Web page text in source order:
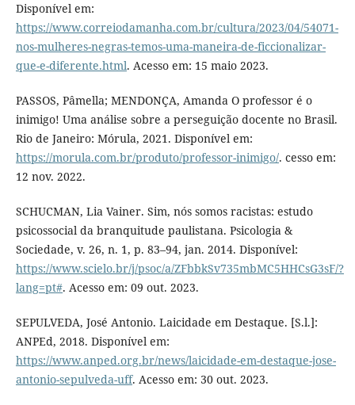
Disponível em:
https://www.correiodamanha.com.br/cultura/2023/04/54071-
nos-mulheres-negras-temos-uma-maneira-de-ficcionalizar-
que-e-diferente.html. Acesso em: 15 maio 2023.
PASSOS, Pâmella; MENDONÇA, Amanda O professor é o
inimigo! Uma análise sobre a perseguição docente no Brasil.
Rio de Janeiro: Mórula, 2021. Disponível em:
https://morula.com.br/produto/professor-inimigo/. cesso em:
12 nov. 2022.
SCHUCMAN, Lia Vainer. Sim, nós somos racistas: estudo
psicossocial da branquitude paulistana. Psicologia &
Sociedade, v. 26, n. 1, p. 83–94, jan. 2014. Disponível:
https://www.scielo.br/j/psoc/a/ZFbbkSv735mbMC5HHCsG3sF/?
lang=pt#. Acesso em: 09 out. 2023.
SEPULVEDA, José Antonio. Laicidade em Destaque. [S.l.]:
ANPEd, 2018. Disponível em:
https://www.anped.org.br/news/laicidade-em-destaque-jose-
antonio-sepulveda-uff. Acesso em: 30 out. 2023.